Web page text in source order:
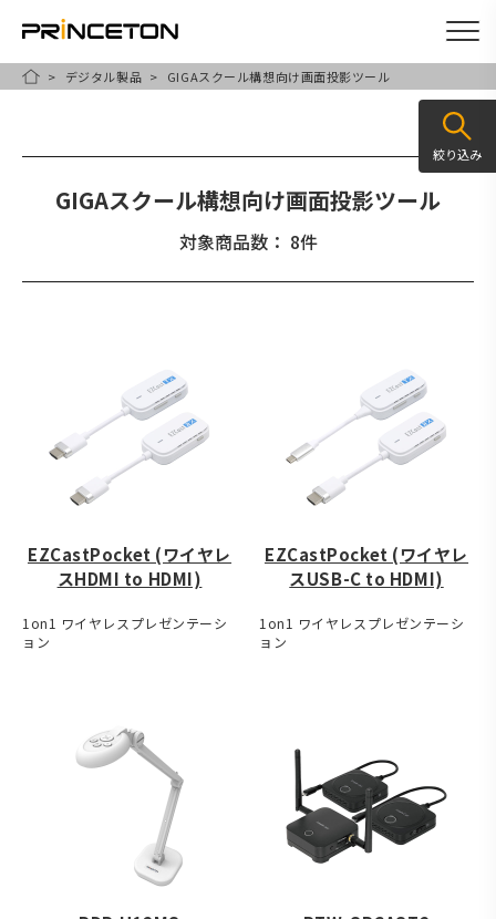
HOMEデジタル製品 GIGAスクール構想向け画面投影ツール
GIGAスクール構想向け画面投影ツール
対象商品数： 8件
EZCastPocket (ワイヤレ
スHDMI to HDMI)
1on1 ワイヤレスプレゼンテーシ
ョン
EZCastPocket (ワイヤレ
スUSB-C to HDMI)
1on1 ワイヤレスプレゼンテーシ
ョン
絞り込み